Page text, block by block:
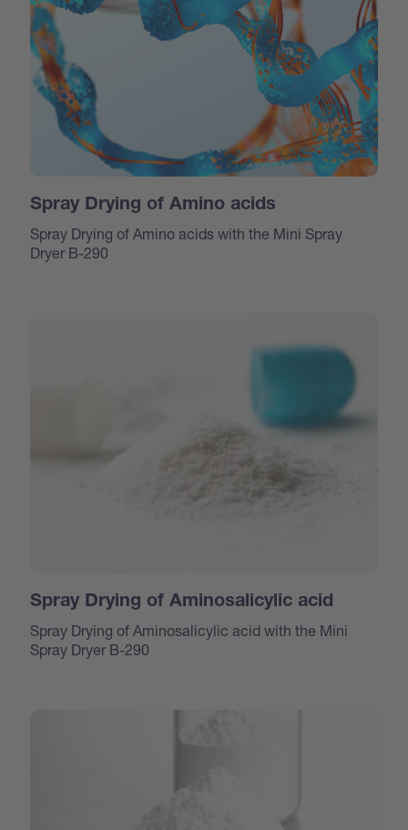
Spray Drying of Amino acids
Spray Drying of Amino acids with the Mini Spray
Dryer B-290
Spray Drying of Aminosalicylic acid
Spray Drying of Aminosalicylic acid with the Mini
Spray Dryer B-290